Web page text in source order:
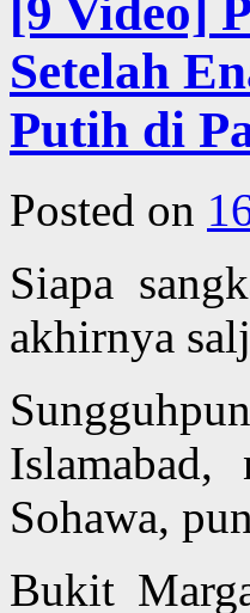
[9 Video]
Setelah
Putih di
Posted on
Siapa
akhirnya
Sohawa,
Bukit